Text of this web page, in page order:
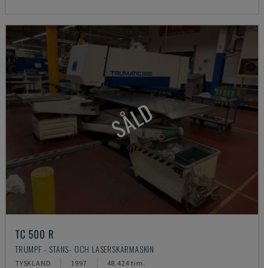
SÅLD
TC 500 R
TRUMPF - STANS- OCH LASERSKÄRMASKIN
TYSKLAND 1997 48.424 tim.